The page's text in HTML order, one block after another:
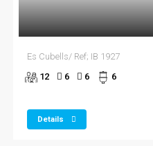
Es Cubells/ Ref; IB 1927
12
6 6 6
Details